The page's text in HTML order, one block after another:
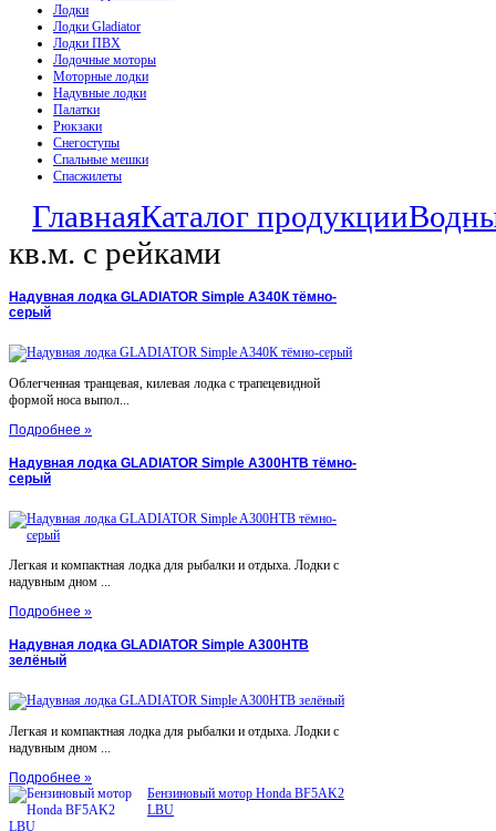
Лодки
Лодки Gladiator
Лодки ПВХ
Лодочные моторы
Моторные лодки
Надувные лодки
Палатки
Рюкзаки
Снегоступы
Спальные мешки
Спасжилеты
ГлавнаяКаталог продукции
кв.м. с рейками
Надувная лодка GLADIATOR Simple A340К тёмно-
серый
Облегченная транцевая, килевая лодка с трапецевидной
формой носа выпол...
Подробнее »
Надувная лодка GLADIATOR Simple A300НТВ тёмно-
серый
Легкая и компактная лодка для рыбалки и отдыха. Лодки с
надувным дном ...
Подробнее »
Надувная лодка GLADIATOR Simple A300НТВ
зелёный
Легкая и компактная лодка для рыбалки и отдыха. Лодки с
надувным дном ...
Подробнее »
Бензиновый мотор Honda BF5AK2
LBU